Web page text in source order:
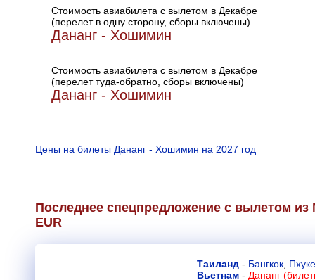
Стоимость авиабилета с вылетом в Декабре
(перелет в одну сторону, сборы включены)
Дананг - Хошимин
Стоимость авиабилета с вылетом в Декабре
(перелет туда-обратно, сборы включены)
Дананг - Хошимин
Цены на билеты Дананг - Хошимин на 2027 год
Последнее спецпредложение с вылетом
EUR
Таиланд - Бангкок
Вьетнам - Дананг